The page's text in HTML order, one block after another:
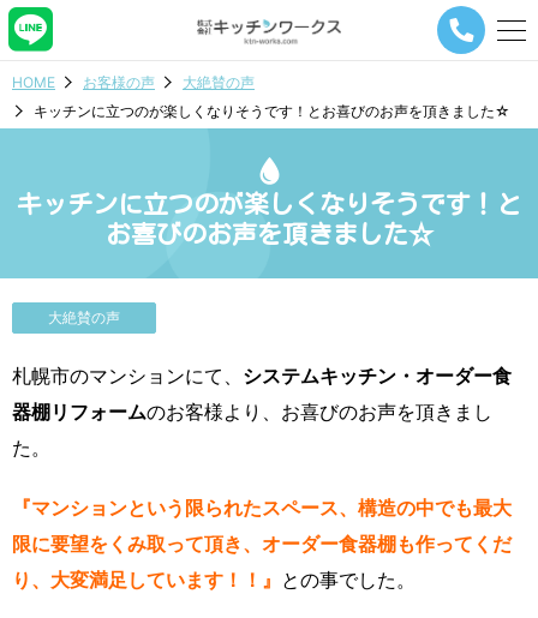
メ
ナ
シ
ボ
HOME お客様の声
大絶賛の声
キッチンに立つのが楽しくなりそうです！とお喜びのお声を頂きました☆
キッチンに立つのが楽しくなりそうです！と
お喜びのお声を頂きました☆
大絶賛の声
札幌市のマンションにて、 システムキッチン・オーダー食
器棚リフォームのお客様より、お喜びのお声を頂きまし
た。
『マンションという限られたスペース、構造の中でも最大
限に要望をくみ取って頂き、オーダー食器棚も作ってくだ
り、大変満足しています！！』 との事でした。